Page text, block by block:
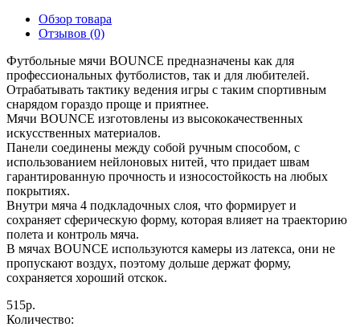
Обзор товара
Отзывов (0)
Футбольные мячи BOUNCE предназначены как для
профессиональных футболистов, так и для любителей.
Отрабатывать тактику ведения игры с таким спортивным
снарядом гораздо проще и приятнее.
Мячи BOUNCE изготовлены из высококачественных
искусственных материалов.
Панели соединены между собой ручным способом, с
использованием нейлоновых нитей, что придает швам
гарантированную прочность и износостойкость на любых
покрытиях.
Внутри мяча 4 подкладочных слоя, что формирует и
сохраняет сферическую форму, которая влияет на траекторию
полета и контроль мяча.
В мячах BOUNCE используются камеры из латекса, они не
пропускают воздух, поэтому дольше держат форму,
сохраняется хороший отскок.
515р.
Количество: